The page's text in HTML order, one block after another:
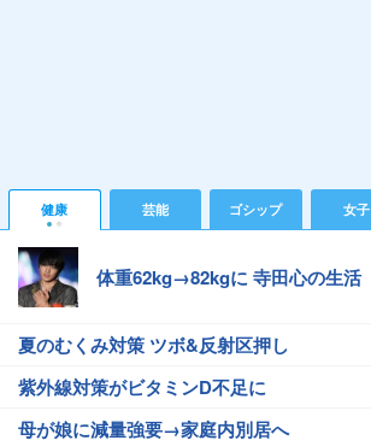
健康 芸能 ゴシップ 女子
体重62kg→82kgに 寺田心の生活
夏のむくみ対策 ツボ&反射区押し
紫外線対策がビタミンD不足に
母が娘に減量強要→家庭内別居へ